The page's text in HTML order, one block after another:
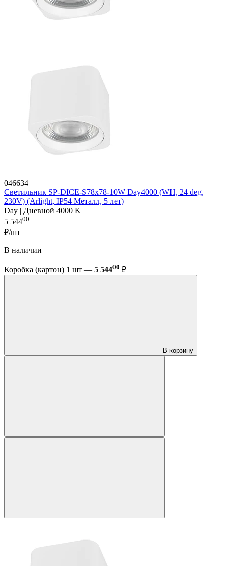
046634
Светильник SP-DICE-S78x78-10W Day4000 (WH, 24 deg,
230V) (Arlight, IP54 Металл, 5 лет)
Day | Дневной 4000 K
5 54400
₽/шт
В наличии
Коробка (картон) 1 шт — 5 54400 ₽
В корзину